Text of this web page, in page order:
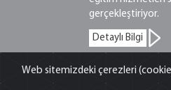
gerçekleştiriyor.
Detaylı Bilgi
Web sitemizdeki çerezleri